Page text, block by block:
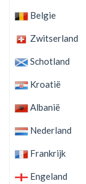
Belgie
Zwitserland
Schotland
Kroatië
Albanië
Nederland
Frankrijk
Engeland